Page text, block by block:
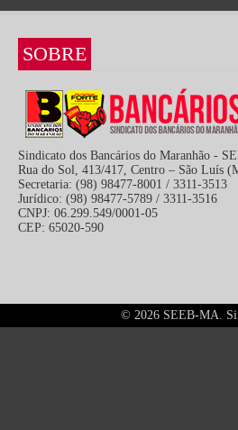
SOBRE
Sindicato dos Bancários do Maranhão -
Rua do Sol, 413/417, Centro – São Luís
Secretaria: (98) 98477-8001 / 3311-3513
Jurídico: (98) 98477-5789 / 3311-3516
CNPJ: 06.299.549/0001-05
CEP: 65020-590
© 2026 SEEB-MA.